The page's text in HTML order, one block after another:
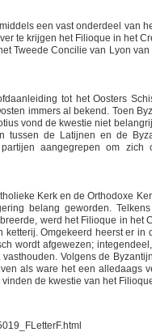
een vast onderdeel van
te krijgen het Filioque in het
Tweede Concilie van Lyon
tot het Oosters
immers al bekend. Toen
vond de kwestie niet
tussen de Latijnen en de
aangegrepen om
Kerk en de Orthodoxe
belang geworden.
werd het Filioque in het
Omgekeerd heerst er
wordt afgewezen;
Volgens de
als ware het een alledaags
de kwestie van het